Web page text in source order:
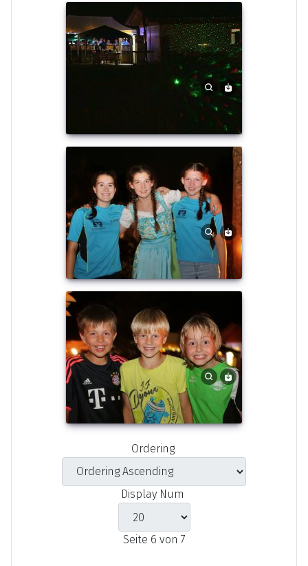
Ordering
Display Num
Seite 6 von 7